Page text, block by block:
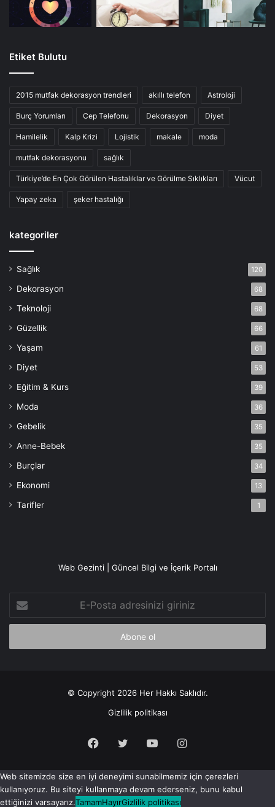
Etiket Bulutu
2015 mutfak dekorasyon trendleri akıllı telefon Astroloji
Burç Yorumları Cep Telefonu Dekorasyon Diyet
Hamilelik Kalp Krizi Lojistik makale moda
mutfak dekorasyonu sağlık
Türkiye’de En Çok Görülen Hastalıklar ve Görülme Sıklıkları Vücut
Yapay zeka şeker hastalığı
kategoriler
Sağlık 120
Dekorasyon 68
Teknoloji 68
Güzellik 66
Yaşam 61
Diyet 53
Eğitim & Kurs 39
Moda 36
Gebelik 35
Anne-Bebek 35
Burçlar 34
Ekonomi 13
Tarifler 1
Web Gezinti | Güncel Bilgi ve İçerik Portalı
Posta
adresinizi
© Copyright 2026 Her Hakkı Saklıdır.
Gizlilik politikası
Facebook
X YouTubeInstagram
Web sitemizde size en iyi deneyimi sunabilmemiz için çerezleri
kullanıyoruz. Bu siteyi kullanmaya devam ederseniz, bunu kabul
ettiğinizi varsayarız.TamamHayırGizlilik politikası